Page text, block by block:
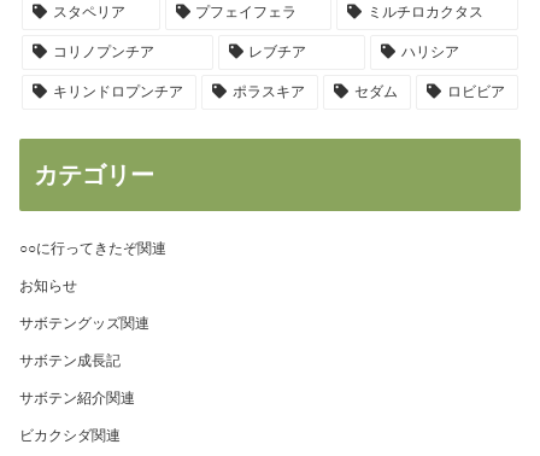
スタペリア プフェイフェラ ミルチロカクタス
コリノプンチア レブチア ハリシア
キリンドロプンチア ポラスキア セダム ロビビア
カテゴリー
○○に行ってきたぞ関連
お知らせ
サボテングッズ関連
サボテン成長記
サボテン紹介関連
ビカクシダ関連